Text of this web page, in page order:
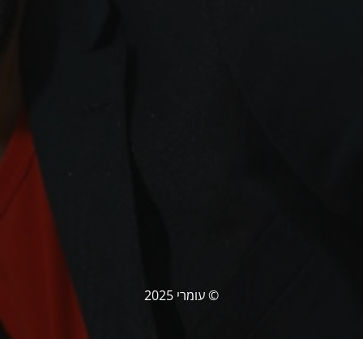
© עומרי 2025